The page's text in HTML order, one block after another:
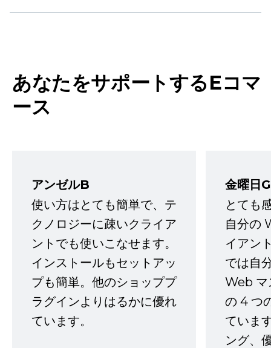
あなたをサポートするEコマ
ース
アンゼルB
使い方はとても簡単で、テ
クノロジーに疎いクライア
ントでも使いこなせます。
インストールもセットアッ
プも簡単。他のショッププ
ラグインよりはるかに優れ
ています。
金曜日G
とても
自分の
イアン
では自
Web マ
の 4 つ
ていま
ング、